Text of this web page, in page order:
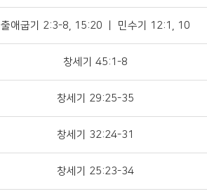
출애굽기 2:3-8, 15:20 ㅣ 민수기 12:1, 10
창세기 45:1-8
창세기 29:25-35
창세기 32:24-31
창세기 25:23-34